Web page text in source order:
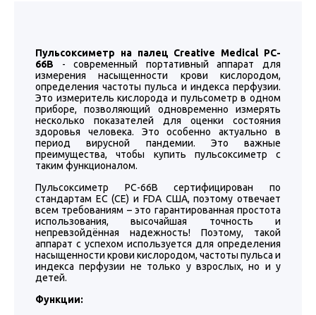
Пульсоксиметр на палец Creative Medical PC-
66B - современный портативный аппарат для
измерения насыщенности крови кислородом,
определения частоты пульса и индекса перфузии.
Это измеритель кислорода и пульсометр в одном
приборе, позволяющий одновременно измерять
несколько показателей для оценки состояния
здоровья человека. Это особенно актуально в
период вирусной пандемии. Это важные
преимущества, чтобы купить пульсоксиметр с
таким функционалом.
Пульсоксиметр PC-66B сертифицирован по
стандартам ЕС (CE) и FDA США, поэтому отвечает
всем требованиям – это гарантированная простота
использования, высочайшая точность и
непревзойдённая надежность! Поэтому, такой
аппарат с успехом используется для определения
насыщенности крови кислородом, частоты пульса и
индекса перфузии не только у взрослых, но и у
детей.
Функции: